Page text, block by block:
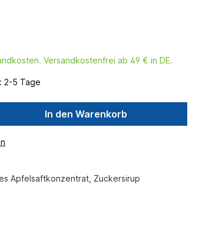
Versandkostenfrei ab 49 € in DE.
2-5 Tage
In den Warenkorb
Apfelsaftkonzentrat, Zuckersirup